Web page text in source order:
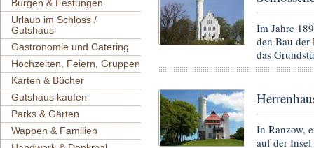
Burgen & Festungen
Urlaub im Schloss /
Gutshaus
Gastronomie und Catering
Hochzeiten, Feiern, Gruppen
Karten & Bücher
Gutshaus kaufen
Parks & Gärten
Wappen & Familien
Im Jahre
den Bau der
das
In Ranzow,
auf der